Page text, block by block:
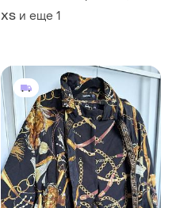
ХS и еще 1